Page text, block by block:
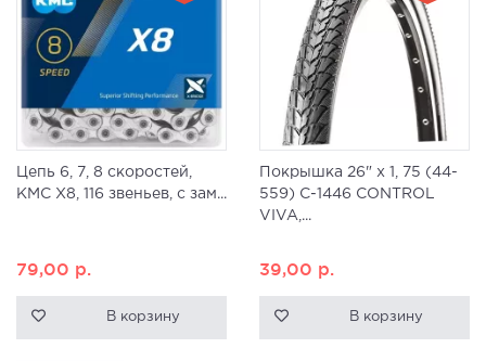
Цепь 6, 7, 8 скоростей,
KMC X8, 116 звеньев, с зам...
79,00 р.
В корзину
Покрышка 26" x 1, 75 (44-
559) C-1446 CONTROL
VIVA,...
39,00 р.
В корзину